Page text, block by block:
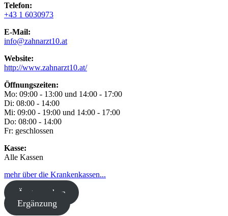
Telefon:
+43 1 6030973
E-Mail:
info@zahnarzt10.at
Website:
http://www.zahnarzt10.at/
Öffnungszeiten:
Mo: 09:00 - 13:00 und 14:00 - 17:00
Di: 08:00 - 14:00
Mi: 09:00 - 19:00 und 14:00 - 17:00
Do: 08:00 - 14:00
Fr: geschlossen
Kasse:
Alle Kassen
mehr über die Krankenkassen...
Ärzte suchen
Ergänzung